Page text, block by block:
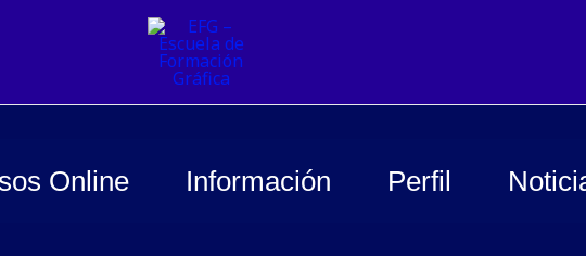
Online Información Perfil